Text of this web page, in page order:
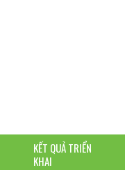
KẾT QUẢ TRIỂN
KHAI